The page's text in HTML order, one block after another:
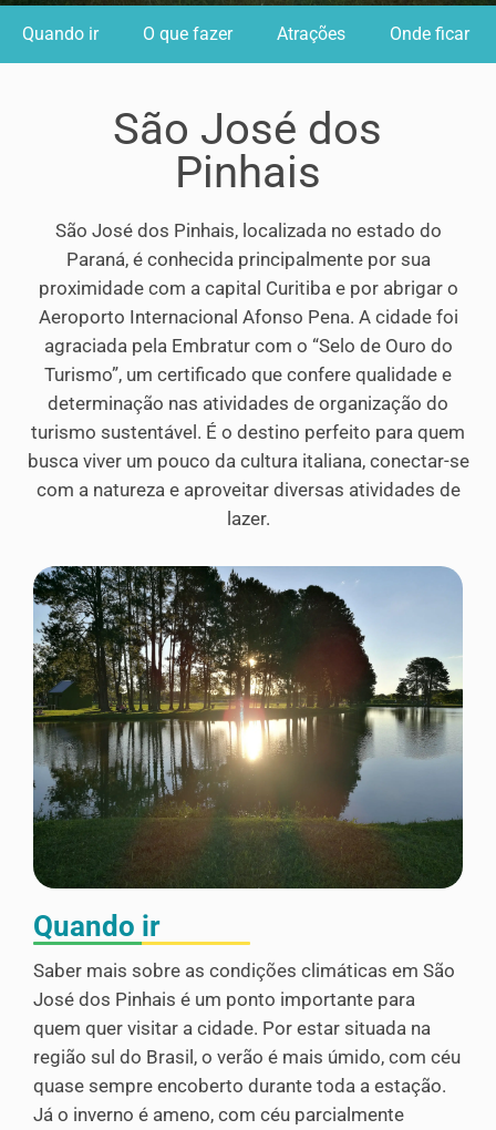
Quando ir O que fazer Atrações Onde ficar
São José dos
Pinhais
São José dos Pinhais, localizada no estado do
Paraná, é conhecida principalmente por sua
proximidade com a capital Curitiba e por abrigar o
Aeroporto Internacional Afonso Pena. A cidade foi
agraciada pela Embratur com o “Selo de Ouro do
Turismo”, um certificado que confere qualidade e
determinação nas atividades de organização do
turismo sustentável. É o destino perfeito para quem
busca viver um pouco da cultura italiana, conectar-se
com a natureza e aproveitar diversas atividades de
lazer.
Quando ir
Saber mais sobre as condições climáticas em São
José dos Pinhais é um ponto importante para
quem quer visitar a cidade. Por estar situada na
região sul do Brasil, o verão é mais úmido, com céu
quase sempre encoberto durante toda a estação.
Já o inverno é ameno, com céu parcialmente